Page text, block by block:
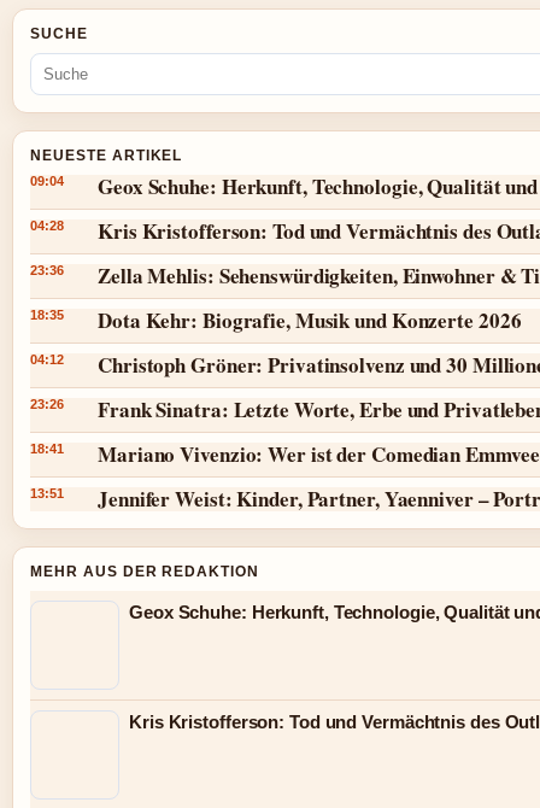
SUCHE
NEUESTE ARTIKEL
09:04 Geox Schuhe: Herkunft, Technologie, Qualität
04:28 Kris Kristofferson: Tod und Vermächtnis des
23:36 Zella Mehlis: Sehenswürdigkeiten, Einwohner &
18:35 Dota Kehr: Biografie, Musik und Konzerte 2026
04:12 Christoph Gröner: Privatinsolvenz und 30
23:26 Frank Sinatra: Letzte Worte, Erbe und
18:41 Mariano Vivenzio: Wer ist der Comedian
13:51 Jennifer Weist: Kinder, Partner, Yaenniver –
MEHR AUS DER REDAKTION
Geox Schuhe: Herkunft, Technologie, Qualität
Kris Kristofferson: Tod und Vermächtnis des